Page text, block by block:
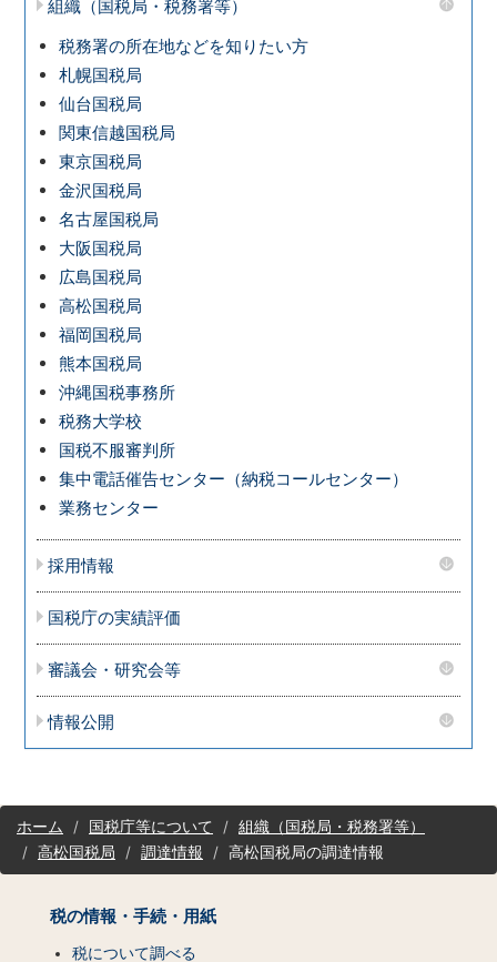
組織（国税局・税務署等）
税務署の所在地などを知りたい方
札幌国税局
仙台国税局
関東信越国税局
東京国税局
金沢国税局
名古屋国税局
大阪国税局
広島国税局
高松国税局
福岡国税局
熊本国税局
沖縄国税事務所
税務大学校
国税不服審判所
集中電話催告センター（納税コールセンター）
業務センター
採用情報
国税庁の実績評価
審議会・研究会等
情報公開
サ
イホーム 国税庁等について
組織（国税局・税務署等）
高松国税局
調達情報 高松国税局の調達情報
税の情報・手続・用紙
税について調べる